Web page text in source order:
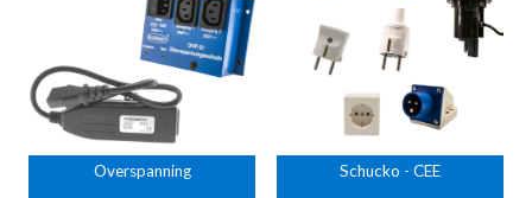
Overspanning Schucko - CEE